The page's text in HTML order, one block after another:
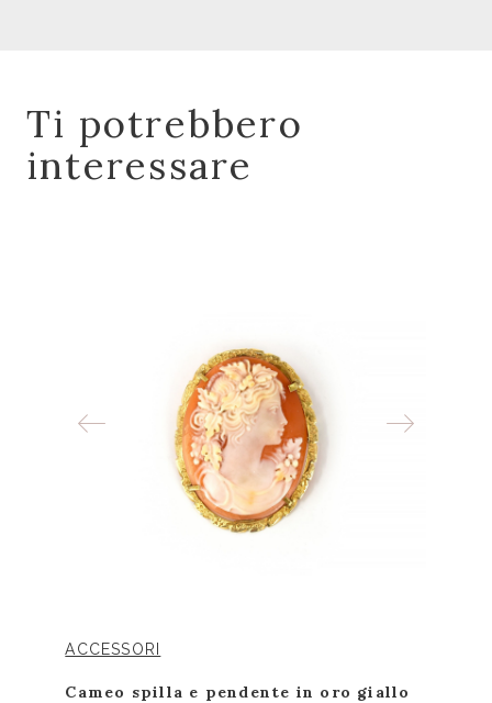
Ti potrebbero
interessare
ACCESSORI
Cameo spilla e pendente in oro giallo